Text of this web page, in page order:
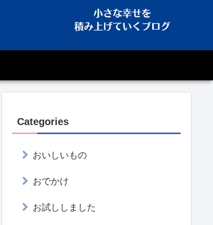
Categories
おいしいもの
おでかけ
お試ししました